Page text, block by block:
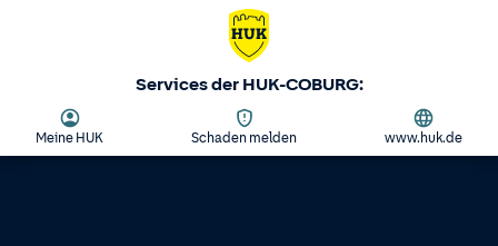
Services der HUK-COBURG:
Meine HUK Schaden melden www.huk.de